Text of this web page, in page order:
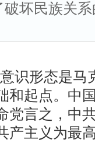
破坏民族关
识形态是马
和起点。中
党言之，中
产主义为最